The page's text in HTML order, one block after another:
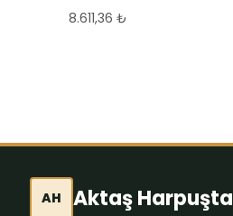
8.611,36 ₺
AH Aktaş Harpuşta